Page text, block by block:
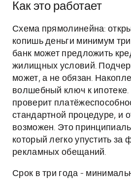
Как это работает
Схема прямолинейна:
копишь деньги минимум
банк может предложить
жилищных условий.
может, а не обязан.
волшебный ключ к ипотеке.
проверит
стандартной процедуре, и
возможен. Это
который легко упустить за
рекламных обещаний.
Срок в три года -